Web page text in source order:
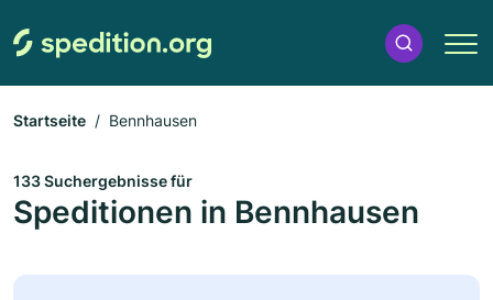
Startseite Bennhausen
133 Suchergebnisse für
Speditionen in Bennhausen